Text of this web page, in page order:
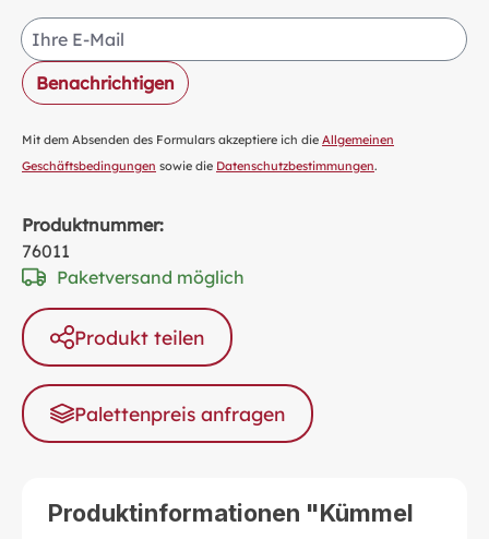
Ihre E-Mail
Benachrichtigen
Mit dem Absenden des Formulars akzeptiere ich die Allgemeinen
Geschäftsbedingungen sowie die Datenschutzbestimmungen.
Produktnummer:
76011
Paketversand möglich
Produkt teilen
Palettenpreis anfragen
Produktinformationen "Kümmel